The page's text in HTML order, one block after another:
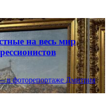
на весь мир
в фоторепортаже Дмитрия